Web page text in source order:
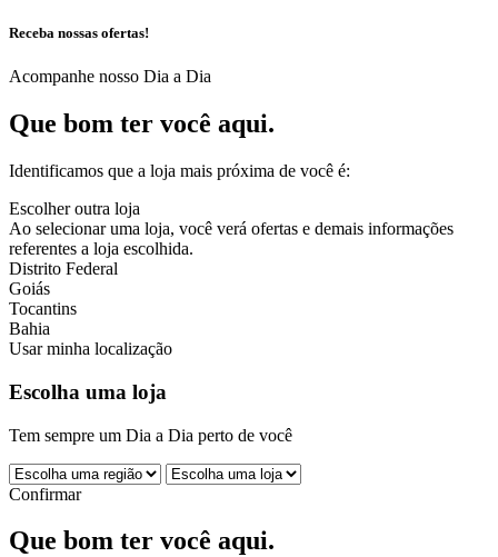
Receba nossas ofertas!
Acompanhe nosso Dia a Dia
Que bom ter você aqui.
Identificamos que a loja mais próxima de você é:
Escolher outra loja
Ao selecionar uma loja, você verá ofertas e demais informações
referentes a loja escolhida.
Distrito Federal
Goiás
Tocantins
Bahia
Usar minha localização
Escolha uma loja
Tem sempre um Dia a Dia perto de você
Confirmar
Que bom ter você aqui.